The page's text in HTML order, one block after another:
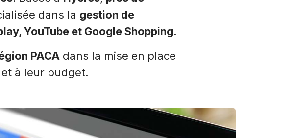
dans la gestion de
YouTube et Google Shopping.
PACA dans la mise en place
à leur budget.